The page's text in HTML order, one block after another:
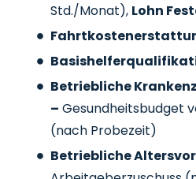
Std./Monat), Lohn
Betriebliche
– Gesundheitsbudget
(nach Probezeit)
Betriebliche